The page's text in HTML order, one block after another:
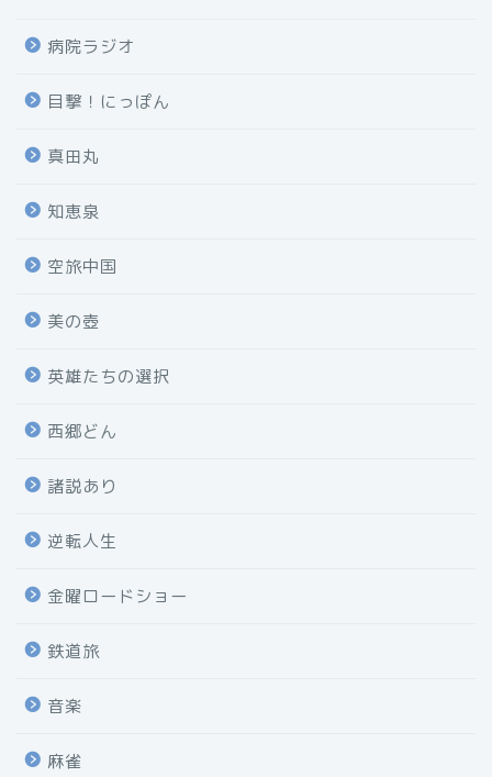
病院ラジオ
目撃！にっぽん
真田丸
知恵泉
空旅中国
美の壺
英雄たちの選択
西郷どん
諸説あり
逆転人生
金曜ロードショー
鉄道旅
音楽
麻雀